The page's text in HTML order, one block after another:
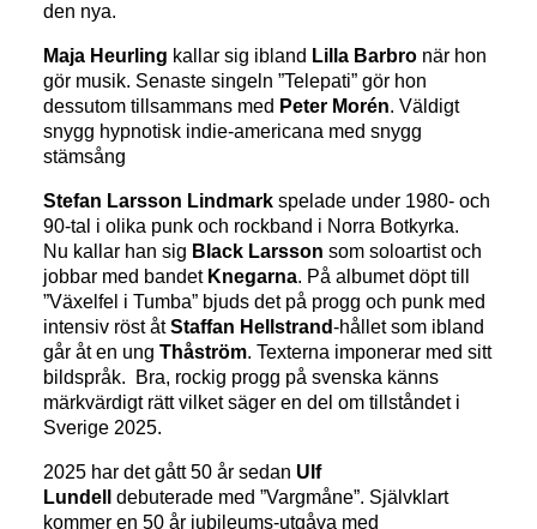
den nya.
Maja Heurling kallar sig ibland Lilla Barbro när hon
gör musik. Senaste singeln ”Telepati” gör hon
dessutom tillsammans med Peter Morén. Väldigt
snygg hypnotisk indie-americana med snygg
stämsång
Stefan Larsson Lindmark spelade under 1980- och
90-tal i olika punk och rockband i Norra Botkyrka.
Nu kallar han sig Black Larsson som soloartist och
jobbar med bandet Knegarna. På albumet döpt till
”Växelfel i Tumba” bjuds det på progg och punk med
intensiv röst åtStaffan Hellstrand-hållet som ibland
går åt en ungThåström. Texterna imponerar med sitt
bildspråk. Bra, rockig progg på svenska känns
märkvärdigt rätt vilket säger en del om tillståndet i
Sverige 2025.
2025 har det gått 50 år sedan Ulf
Lundell
debuterade med ”Vargmåne”. Självklart
kommer en 50 år jubileums-utgåva med